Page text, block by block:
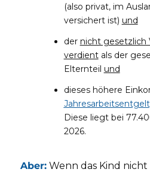
(also privat, im
versichert ist) und
der nicht gesetzlich
verdientals der
Elternteil und
dieses höhere
Diese liegt bei
2026.
Aber:Wenn das Kind nicht